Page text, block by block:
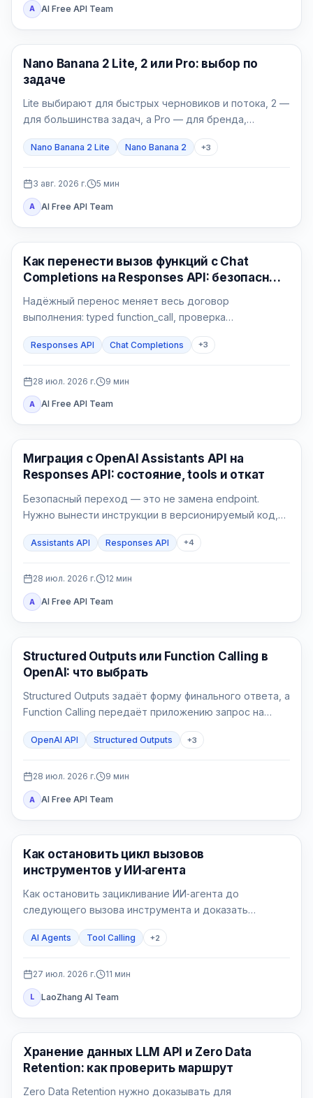
A AI Free API Team
Модели генерации изображений
Nano Banana 2 Lite, 2 или Pro: выбор по
задаче
Lite выбирают для быстрых черновиков и потока, 2 —
для большинства задач, а Pro — для бренда,
Nano Banana 2 Lite Nano Banana 2 +3
3 авг. 2026 г. 5 мин
A AI Free API Team
API Гайды
Как перенести вызов функций с Chat
Completions на Responses API: безопасный
Надёжный перенос меняет весь договор
выполнения: typed function_call, проверка
function_call_output с тем же call_id и проверяемый
Responses API Chat Completions +3
28 июл. 2026 г. 9 мин
A AI Free API Team
API Гайды
Миграция с OpenAI Assistants API на
Responses API: состояние, tools и откат
Безопасный переход — это не замена endpoint.
Нужно вынести инструкции в версионируемый код,
цикл tools, проверить File Search и перевести новые
Assistants API Responses API +4
28 июл. 2026 г. 12 мин
A AI Free API Team
API Гайды
Structured Outputs или Function Calling в
OpenAI: что выбрать
Structured Outputs задаёт форму финального ответа, а
Function Calling передаёт приложению запрос на
действие. Выбор определяется не наличием JSON
Schema, а тем, должен ли backend прочитать или
OpenAI API Structured Outputs +3
28 июл. 2026 г. 9 мин
A AI Free API Team
AI API
Как остановить цикл вызовов
инструментов у ИИ‑агента
Как остановить зацикливание ИИ‑агента до
следующего вызова инструмента и доказать
AI Agents Tool Calling +2
27 июл. 2026 г. 11 мин
L LaoZhang AI Team
Руководства по API
Хранение данных LLM API и Zero Data
Retention: как проверить маршрут
Zero Data Retention нужно доказывать для